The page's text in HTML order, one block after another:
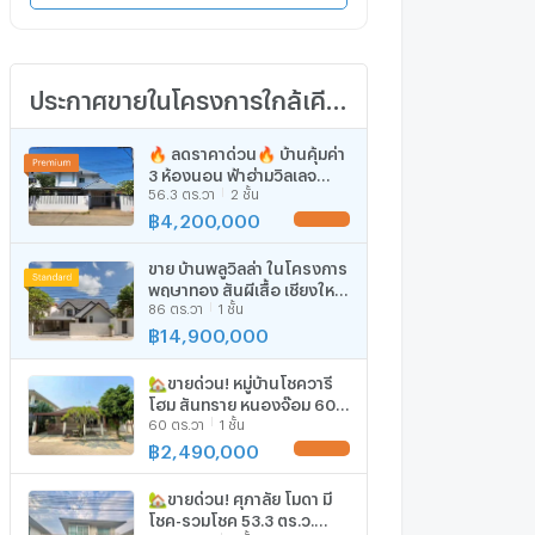
🔥 ลดราคาด่วน🔥 บ้านคุ้มค่า
3 ห้องนอน ฟ้าฮ่ามวิลเลจ
เชียงใหม่ ราคาเพียง 4.2 ล้าน
น่าซื้อ - U5343121
56.3 ตร.วา 2 ชั้น
฿ 4,200,000
ขาย บ้านพลูวิลล่า ในโครงการ
พฤษาทอง สันผีเสื้อ เชียงใหม่
(ID:125PS)
86 ตร.วา 1 ชั้น
฿14,900,000
🏡ขายด่วน! หมู่บ้านโชควารี
โฮม สันทราย หนองจ๊อม 60
ตร.ว. 2.49 ลบ. 📞063-
6649056
60 ตร.วา 1 ชั้น
฿2,490,000
🏡ขายด่วน! ศุภาลัย โมดา มี
โชค-รวมโชค 53.3 ตร.ว.